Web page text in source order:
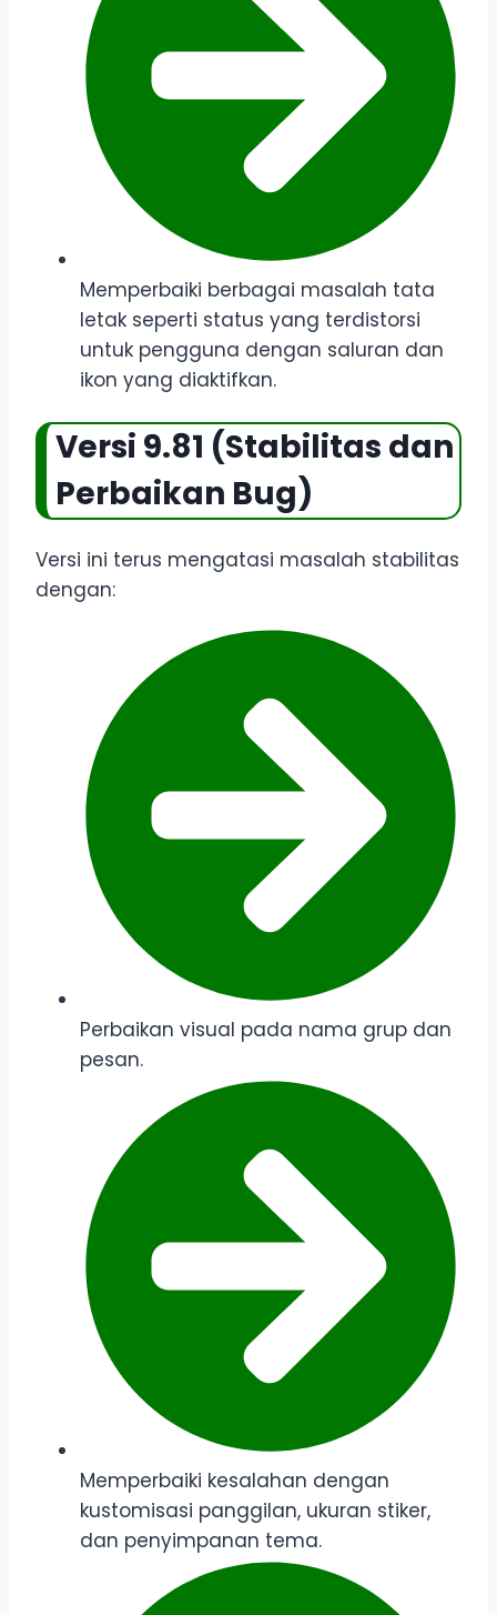
Memperbaiki berbagai masalah tata
letak seperti status yang terdistorsi
untuk pengguna dengan saluran dan
ikon yang diaktifkan.
Versi 9.81 (Stabilitas dan
Perbaikan Bug)
Versi ini terus mengatasi masalah stabilitas
dengan:
Perbaikan visual pada nama grup dan
pesan.
Memperbaiki kesalahan dengan
kustomisasi panggilan, ukuran stiker,
dan penyimpanan tema.